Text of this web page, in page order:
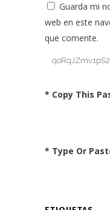
Guarda mi
web en este
que comente.
* Copy This
* Type Or